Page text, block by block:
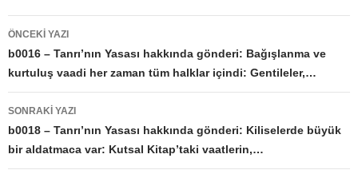
Yazı
dolaşımı
ÖNCEKI YAZI
b0016 – Tanrı’nın Yasası hakkında gönderi: Bağışlanma ve
kurtuluş vaadi her zaman tüm halklar içindi: Gentileler,…
SONRAKI YAZI
b0018 – Tanrı’nın Yasası hakkında gönderi: Kiliselerde büyük
bir aldatmaca var: Kutsal Kitap’taki vaatlerin,…